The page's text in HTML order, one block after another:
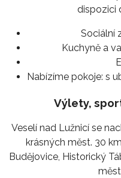
dispozici
Sociální
Kuchyně a
Nabízíme pokoje: s
Výlety,
Veselí nad Lužnicí se
krásných měst. 30
Budějovice, Historický